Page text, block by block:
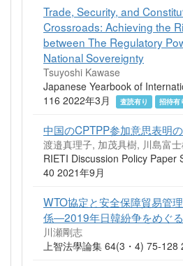
Trade, Security, and
Crossroads: Achieving the
between The Regulatory
National Sovereignty
Tsuyoshi Kawase
Japanese Yearbook of
116 2022年3月
査読有り 招待有
中国のCPTPP参加意思表明
渡邉真理子, 加茂具樹, 川島富
RIETI Discussion Policy Paper
40 2021年9月
WTO協定と安全保障貿易管
係―2019年日韓紛争をめぐ
川瀬剛志
上智法學論集 64(3・4) 75-128